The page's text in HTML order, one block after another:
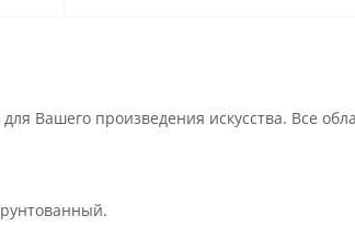
Вашего произведения искусства. Все